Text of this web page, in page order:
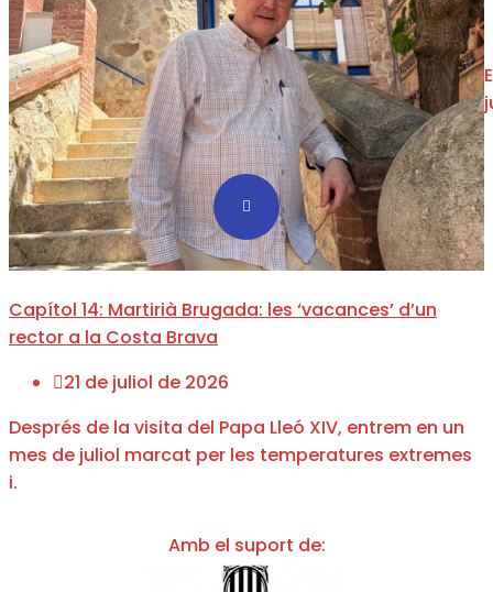
Capítol 14: Martirià Brugada: les ‘vacances’ d’un
rector a la Costa Brava
21 de juliol de 2026
Després de la visita del Papa Lleó XIV, entrem en un
mes de juliol marcat per les temperatures extremes
i.
Amb el suport de: